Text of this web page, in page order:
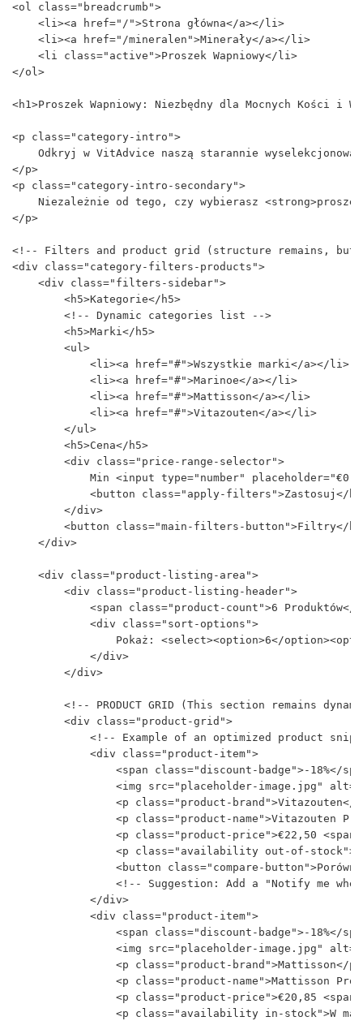
<ol class="breadcrumb">
    <li><a href="/">Strona główna</a></li>
    <li><a href="/mineralen">Minerały</a></li>
    <li class="active">Proszek Wapniowy</li>
</ol>
<h1>Proszek Wapniowy: Niezbędny dla Mocnych Kości i
<p class="category-intro">
Odkryj w VitAdvice naszą starannie
</p>
<p class="category-intro-secondary">
Niezależnie od tego, czy wybierasz
</p>
<!-- Filters and product grid (structure remains, but
<div class="category-filters-products">
    <div class="filters-sidebar">
        <h5>Kategorie</h5>
        <!-- Dynamic categories list -->
        <h5>Marki</h5>
        <ul>
            <li><a href="#">Wszystkie marki</a></li>
            <li><a href="#">Marinoe</a></li>
            <li><a href="#">Mattisson</a></li>
            <li><a href="#">Vitazouten</a></li>
        </ul>
        <h5>Cena</h5>
        <div class="price-range-selector">
Min <input type="number"
<button class="apply-filters">Zastosuj</
        </div>
<button class="main-filters-button">Filtry</
    </div>
    <div class="product-listing-area">
        <div class="product-listing-header">
<span class="product-count">6 Produktów</
            <div class="sort-options">
Pokaż: <select><option>6</
            </div>
        </div>
<!-- PRODUCT GRID (This section remains
        <div class="product-grid">
<!-- Example of an optimized product
            <div class="product-item">
<span class="discount-badge">-18%</
<img src="placeholder-image.jpg"
<p class="product-brand">Vitazouten</
<p class="product-name">Vitazouten
<p class="product-price">€22,50
<p class="availability out-of-
<button class="compare-
<!-- Suggestion: Add a "Notify me
            </div>
            <div class="product-item">
<span class="discount-badge">-18%</
<img src="placeholder-image.jpg"
                <p class="product-brand">Mattisson</p>
<p class="product-name">Mattisson
<p class="product-price">€20,85
<p class="availability in-stock">W